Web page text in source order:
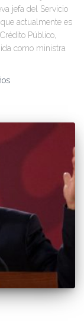
jefa del Servicio
actualmente es
Público,
como ministra